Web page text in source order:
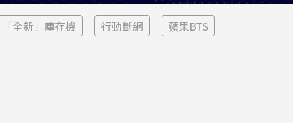
「全新」庫存機 行動斷網 蘋果BTS